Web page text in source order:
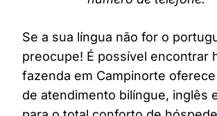
Se a sua língua não for o
preocupe! É possível encontrar
fazenda em Campinorte
de atendimento bilíngue, inglês